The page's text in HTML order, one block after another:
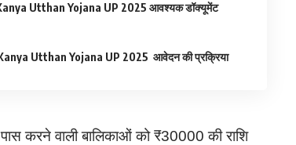
Utthan Yojana UP 2025 आवश्यक डॉक्यूमेंट
Utthan Yojana UP 2025 आवेदन की प्रक्रिया
करने वाली बालिकाओं को ₹30000 की राशि